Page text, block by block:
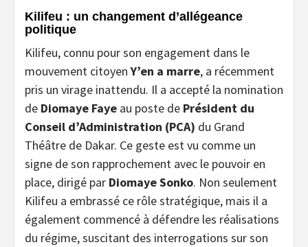
Kilifeu : un changement d’allégeance
politique
Kilifeu, connu pour son engagement dans le
mouvement citoyenY’en a marre, a récemment
pris un virage inattendu. Il a accepté la nomination
de Diomaye Faye au poste de Président du
Conseil d’Administration (PCA) du Grand
Théâtre de Dakar. Ce geste est vu comme un
signe de son rapprochement avec le pouvoir en
place, dirigé par Diomaye Sonko. Non seulement
Kilifeu a embrassé ce rôle stratégique, mais il a
également commencé à défendre les réalisations
du régime, suscitant des interrogations sur son